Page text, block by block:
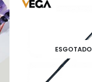
ESGOTADO